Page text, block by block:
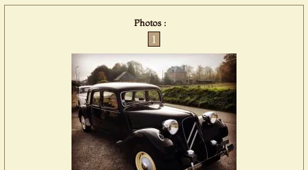
Photos :
1